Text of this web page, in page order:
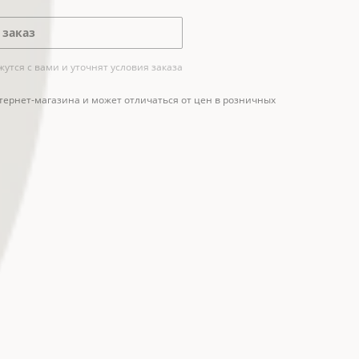
с вами и уточнят условия заказа
магазина и может отличаться от цен в розничных